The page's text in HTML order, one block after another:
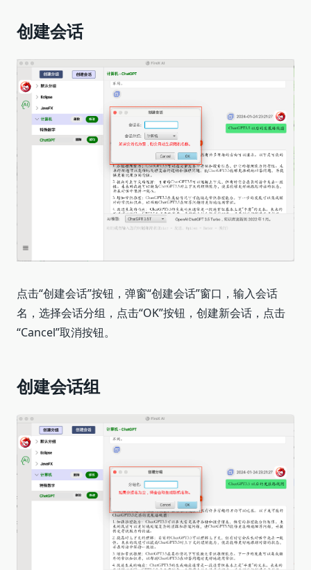
创建会话
点击“创建会话”按钮，弹窗“创建会话”窗口，输入会话
名，选择会话分组，点击“OK”按钮，创建新会话，点击
“Cancel”取消按钮。
创建会话组